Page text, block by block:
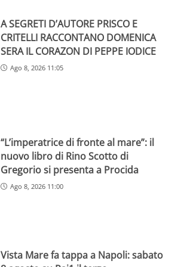
A SEGRETI D’AUTORE PRISCO E
CRITELLI RACCONTANO DOMENICA
SERA IL CORAZON DI PEPPE IODICE
Ago 8, 2026 11:05
“L’imperatrice di fronte al mare”: il
nuovo libro di Rino Scotto di
Gregorio si presenta a Procida
Ago 8, 2026 11:00
Vista Mare fa tappa a Napoli: sabato